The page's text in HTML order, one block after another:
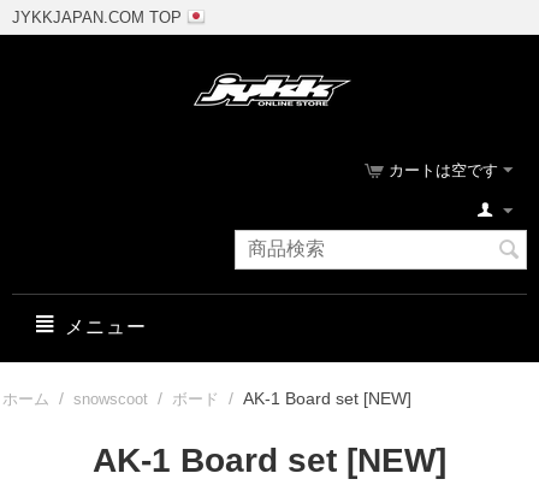
JYKKJAPAN.COM TOP
カートは空です
メニュー
ホーム / snowscoot / ボード / AK-1 Board set [NEW]
AK-1 Board set [NEW]